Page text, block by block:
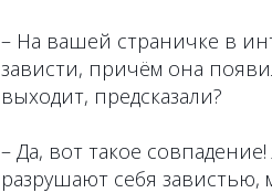
– На вашей страничке в
зависти, причём она
выходит, предсказали?
– Да, вот такое
разрушают себя завистью,